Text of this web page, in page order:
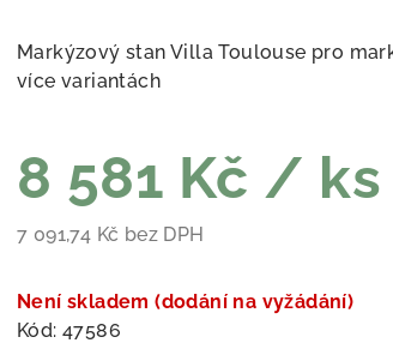
Markýzový stan Villa Toulouse pro
více variantách
8 581 Kč / ks
7 091,74 Kč bez DPH
Není skladem (dodání na vyžádání)
Kód: 47586